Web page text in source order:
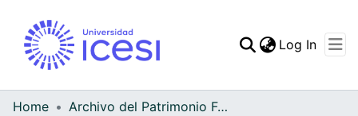
Log In
Home
Archivo del Patrimonio Fotográfico y Fílmico del Valle del Cauca